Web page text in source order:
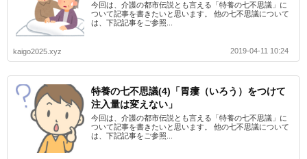
今回は、介護の都市伝説とも言える「特養の七不思議」に
ついて記事を書きたいと思います。 他の七不思議について
は、下記記事をご参照...
kaigo2025.xyz 2019-04-11 10:24
特養の七不思議(4)「胃瘻（いろう）をつけて
注入量は変えない」
今回は、介護の都市伝説とも言える「特養の七不思議」に
ついて記事を書きたいと思います。 他の七不思議について
は、下記記事をご参照...